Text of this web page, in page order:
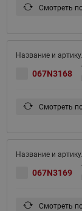
Смотреть
067N3168
Смотреть
067N3169
Смотреть